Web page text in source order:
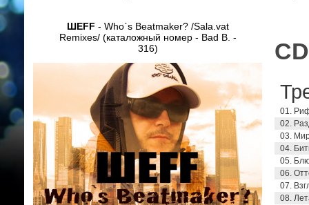
ШЕFF - Who`s Beatmaker? /Sala.vat
Remixes/ (каталожный номер - Bad B. -
316)
01.
02.
03.
04.
05.
06.
07.
08.